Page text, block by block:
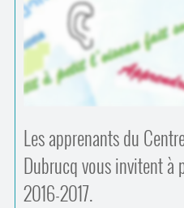
Les apprenants du
Dubrucq vous invitent à
2016-2017.